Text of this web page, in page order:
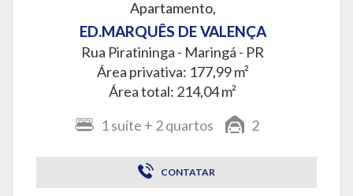
Apartamento,
ED.MARQUÊS DE VALENÇA
Rua Piratininga - Maringá - PR
Área privativa: 177,99 m²
Área total: 214,04 m²
1 suíte + 2quartos 2
CONTATAR